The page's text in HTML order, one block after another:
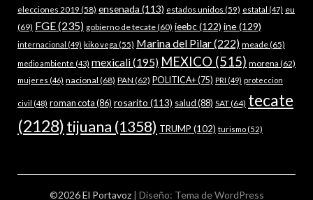
elecciones 2019 (58) ensenada (113) estados unidos (59) estatal (47) eu
(69) FGE(235) gobierno de tecate(60) ieebc(122) ine(129)
internacional (49) kiko vega (55) Marina del Pilar(222) meade(65)
medio ambiente (43) mexicali(195) MEXICO (515) morena (62)
mujeres (46) nacional (68) PAN (62) POLITICA+(75) PRI (49) proteccion
civil (48) roman cota(86) rosarito (113) salud(88) SAT(64) tecate
(2128) tijuana (1358) TRUMP (102) turismo (52)
©2026 El Portavoz | Diseño: Tema de WordPress